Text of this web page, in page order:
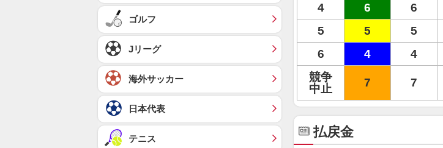
4
6 6
5
5 5
6
4 4
競争
中止
7 7
払戻金
ゴルフ
Jリーグ
海外サッカー
日本代表
テニス